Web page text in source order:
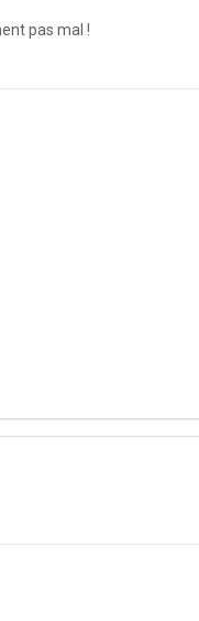
pas mal !